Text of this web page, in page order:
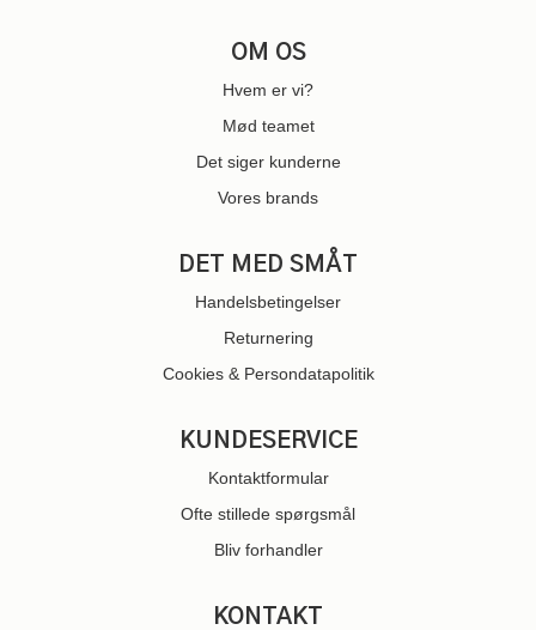
OM OS
Hvem er vi?
Mød teamet
Det siger kunderne
Vores brands
DET MED SMÅT
Handelsbetingelser
Returnering
Cookies & Persondatapolitik
KUNDESERVICE
Kontaktformular
Ofte stillede spørgsmål
Bliv forhandler
KONTAKT